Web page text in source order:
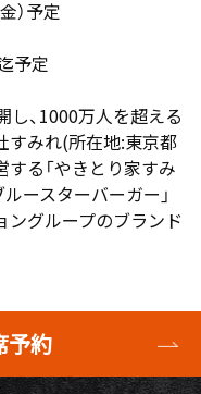
）予定
迄予定
、1000万人を超える
すみれ(所在地:東京都
る「やきとり家すみ
ルースターバーガー」
グループのブランド
予約